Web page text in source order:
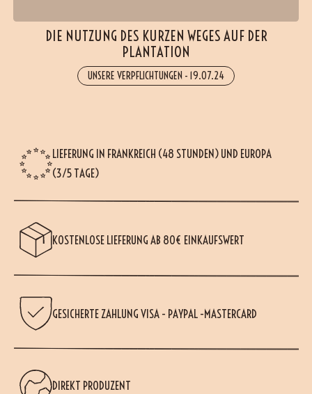
DIE NUTZUNG DES KURZEN WEGES AUF DER
PLANTATION
UNSERE VERPFLICHTUNGEN - 19.07.24
LIEFERUNG IN FRANKREICH (48 STUNDEN) UND EUROPA
(3/5 TAGE)
KOSTENLOSE LIEFERUNG AB 80€ EINKAUFSWERT
GESICHERTE ZAHLUNG VISA - PAYPAL -MASTERCARD
DIREKT PRODUZENT